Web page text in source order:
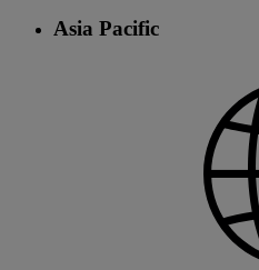
Asia Pacific